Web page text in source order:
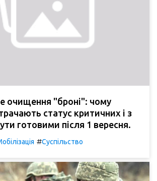
очищення "броні": чому
статус критичних і з
готовими після 1 вересня.
#Суспільство